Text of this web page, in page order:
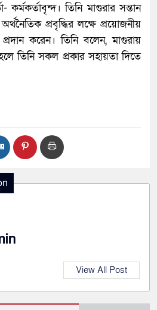
কর্মকর্তাবৃন্দ। তিনি মাগুরার সন্তান
প্রবৃদ্ধির লক্ষে প্রয়োজনীয়
করেন। তিনি বলেন, মাগুরায়
তিনি সকল প্রকার সহায়তা দিতে
View All Post